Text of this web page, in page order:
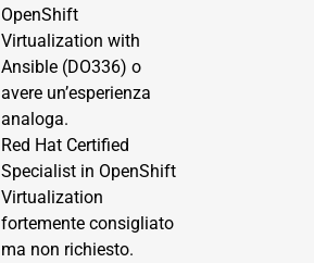
OpenShift
Virtualization with
Ansible (DO336) o
avere un’esperienza
analoga.
Red Hat Certified
Specialist in OpenShift
Virtualization
fortemente consigliato
ma non richiesto.